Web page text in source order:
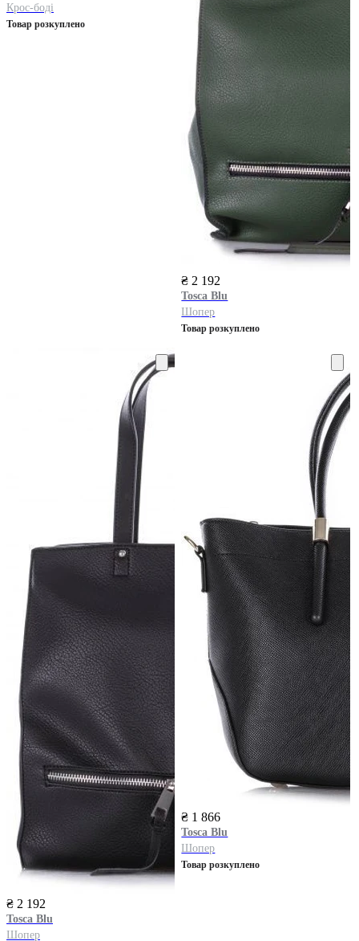
Крос-боді
Товар розкуплено
₴ 2 192
Tosca Blu
Шопер
Товар розкуплено
₴ 2 192
Tosca Blu
Шопер
₴ 1 866
Tosca Blu
Шопер
Товар розкуплено